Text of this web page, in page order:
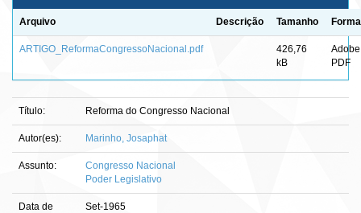
Arquivo Descrição Tamanho
ARTIGO_ReformaCongressoNacional.pdf
426,76
kB
Adobe
PDF
Título: Reforma do Congresso Nacional
Autor(es): Marinho, Josaphat
Assunto:
Congresso Nacional
Poder Legislativo
Data de
Set-1965